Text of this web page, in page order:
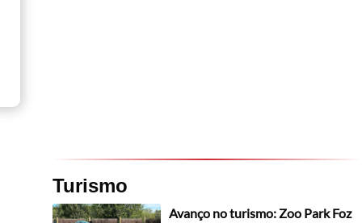
Turismo
Avanço no turismo: Zoo Park Foz